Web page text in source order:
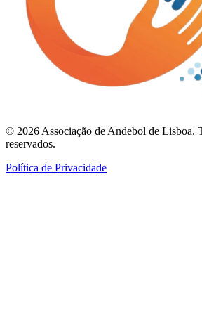
© 2026 Associação de Andebol de Lisboa.
reservados.
Política de Privacidade